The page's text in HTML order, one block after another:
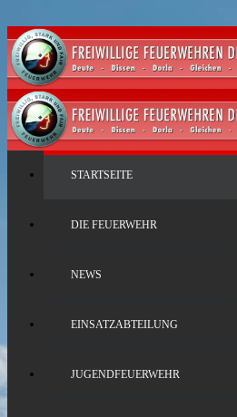
STARTSEITE
DIE FEUERWEHR
NEWS
EINSATZABTEILUNG
JUGENDFEUERWEHR